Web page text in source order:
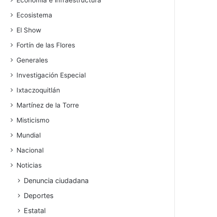
Ecosistema
El Show
Fortín de las Flores
Generales
Investigación Especial
Ixtaczoquitlán
Martínez de la Torre
Misticismo
Mundial
Nacional
Noticias
Denuncia ciudadana
Deportes
Estatal